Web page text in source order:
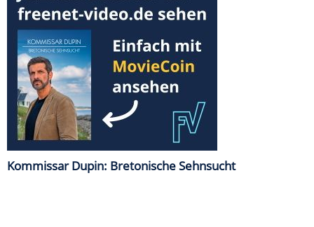
Kommissar Dupin: Bretonische Sehnsucht